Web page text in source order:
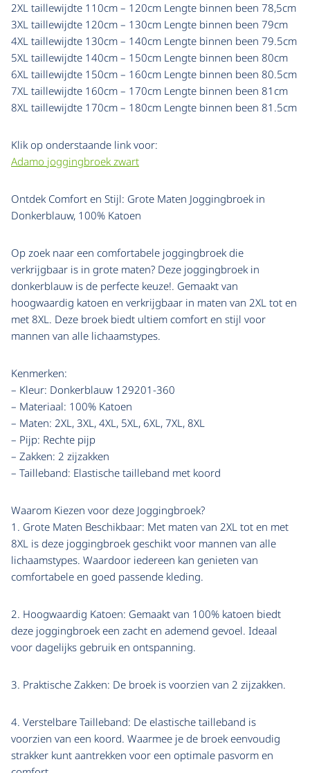
2XL taillewijdte 110cm – 120cm Lengte binnen been 78,5cm
3XL taillewijdte 120cm – 130cm Lengte binnen been 79cm
4XL taillewijdte 130cm – 140cm Lengte binnen been 79.5cm
5XL taillewijdte 140cm – 150cm Lengte binnen been 80cm
6XL taillewijdte 150cm – 160cm Lengte binnen been 80.5cm
7XL taillewijdte 160cm – 170cm Lengte binnen been 81cm
8XL taillewijdte 170cm – 180cm Lengte binnen been 81.5cm
Klik op onderstaande link voor:
Adamo joggingbroek zwart
Ontdek Comfort en Stijl: Grote Maten Joggingbroek in
Donkerblauw, 100% Katoen
Op zoek naar een comfortabele joggingbroek die
verkrijgbaar is in grote maten? Deze joggingbroek in
donkerblauw is de perfecte keuze!. Gemaakt van
hoogwaardig katoen en verkrijgbaar in maten van 2XL tot en
met 8XL. Deze broek biedt ultiem comfort en stijl voor
mannen van alle lichaamstypes.
Kenmerken:
– Kleur: Donkerblauw 129201-360
– Materiaal: 100% Katoen
– Maten: 2XL, 3XL, 4XL, 5XL, 6XL, 7XL, 8XL
– Pijp: Rechte pijp
– Zakken: 2 zijzakken
– Tailleband: Elastische tailleband met koord
Waarom Kiezen voor deze Joggingbroek?
1. Grote Maten Beschikbaar: Met maten van 2XL tot en met
8XL is deze joggingbroek geschikt voor mannen van alle
lichaamstypes. Waardoor iedereen kan genieten van
comfortabele en goed passende kleding.
2. Hoogwaardig Katoen: Gemaakt van 100% katoen biedt
deze joggingbroek een zacht en ademend gevoel. Ideaal
voor dagelijks gebruik en ontspanning.
3. Praktische Zakken: De broek is voorzien van 2 zijzakken.
4. Verstelbare Tailleband: De elastische tailleband is
voorzien van een koord. Waarmee je de broek eenvoudig
strakker kunt aantrekken voor een optimale pasvorm en